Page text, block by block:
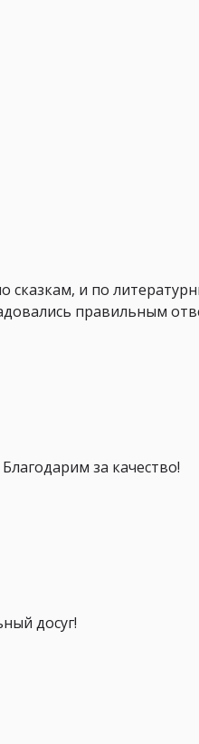
сказкам, и по
правильным
за качество!
досуг!